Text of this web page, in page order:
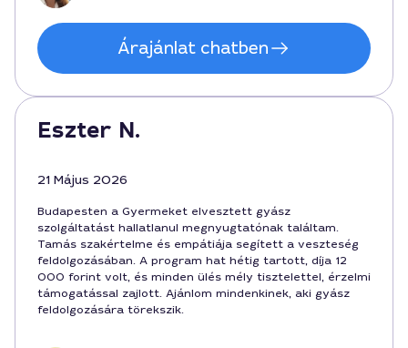
Árajánlat chatben
Eszter N.
21 Május 2026
Budapesten a Gyermeket elvesztett gyász
szolgáltatást hallatlanul megnyugtatónak találtam.
Tamás szakértelme és empátiája segített a veszteség
feldolgozásában. A program hat hétig tartott, díja 12
000 forint volt, és minden ülés mély tisztelettel, érzelmi
támogatással zajlott. Ajánlom mindenkinek, aki gyász
feldolgozására törekszik.